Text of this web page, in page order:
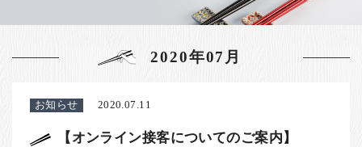
銀座夏野・箸長について
こども和食器 小夏について
2020年07月
お知らせ 2020.07.11
【オンライン接客についてのご案内】